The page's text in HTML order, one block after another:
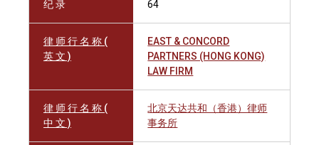
纪 录 64
律 师 行 名 称 (
英 文 )
EAST & CONCORD
PARTNERS (HONG KONG)
LAW FIRM
律 师 行 名 称 (
中 文 )
北京天达共和（香港）律师
事务所